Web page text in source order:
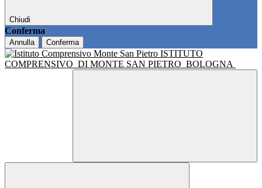
Chiudi
Conferma
Annulla Conferma
ISTITUTO
COMPRENSIVO DI MONTE SAN PIETRO BOLOGNA